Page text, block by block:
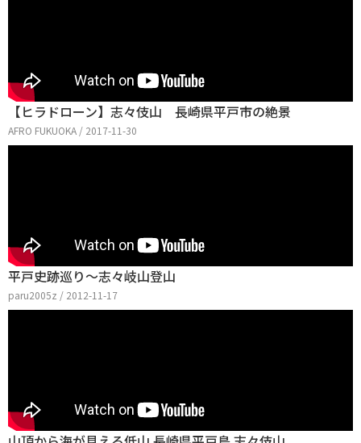
【ヒラドローン】志々伎山 長崎県平戸市の絶景
AFRO FUKUOKA / 2017-11-30
平戸史跡巡り～志々岐山登山
paru2005z / 2012-11-17